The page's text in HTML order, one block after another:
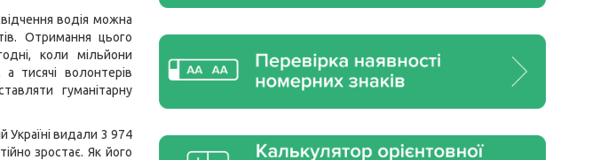
водія можна
Отримання цього
коли мільйони
тисячі волонтерів
гуманітарну
Україні видали 3 974
зростає. Як його